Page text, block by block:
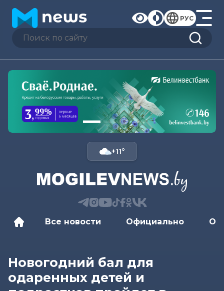
РУС
+11°
Все новости Официально
Новогодний бал для
одаренных детей и